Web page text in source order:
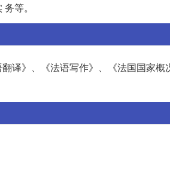
等。
译》、《法语写作》、《法国国家概